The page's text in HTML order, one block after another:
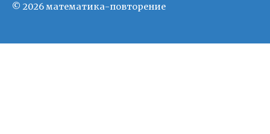
© 2026 математика-повторение